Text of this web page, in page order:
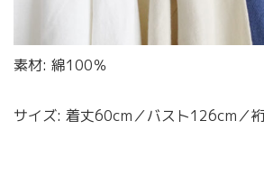
素材: 綿100％
サイズ: 着丈60cm／バスト126cm／